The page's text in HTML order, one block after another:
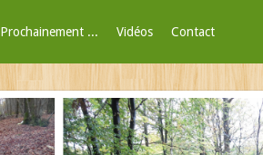
Prochainement ... Vidéos Contact